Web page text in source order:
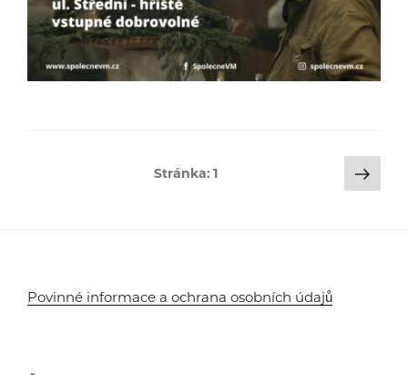
Stránka:1
Povinné informace a ochrana osobních údajů